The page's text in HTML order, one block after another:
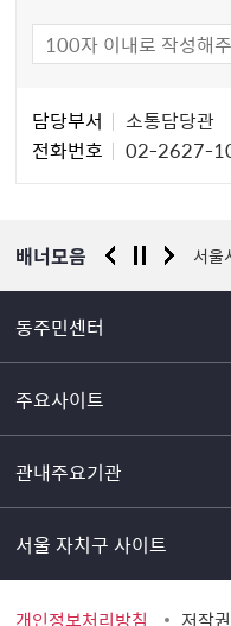
자
담당부서
소통담당관
전화번호
02-2627-
배너모음
경찰청 유실물 통합포털 서울
동주민센터
주요사이트
관내주요기관
서울 자치구 사이트
개인정보처리방침 저작